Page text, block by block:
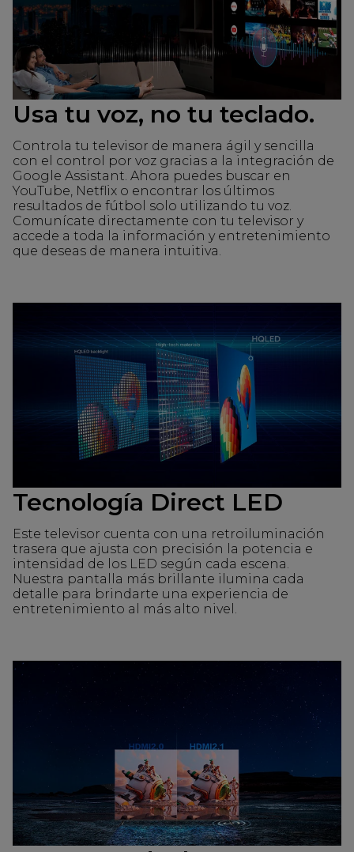
Usa tu voz, no tu teclado.
Controla tu televisor de manera ágil y sencilla
con el control por voz gracias a la integración de
Google Assistant. Ahora puedes buscar en
YouTube, Netflix o encontrar los últimos
resultados de fútbol solo utilizando tu voz.
Comunícate directamente con tu televisor y
accede a toda la información y entretenimiento
que deseas de manera intuitiva.
Tecnología Direct LED
Este televisor cuenta con una retroiluminación
trasera que ajusta con precisión la potencia e
intensidad de los LED según cada escena.
Nuestra pantalla más brillante ilumina cada
detalle para brindarte una experiencia de
entretenimiento al más alto nivel.